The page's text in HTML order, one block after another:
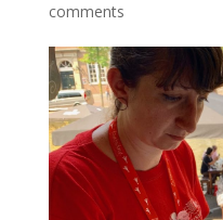
comments